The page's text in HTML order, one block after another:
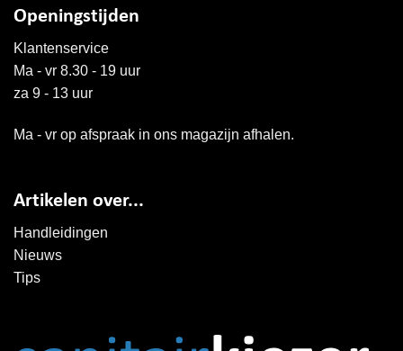
Openingstijden
Klantenservice
Ma - vr 8.30 - 19 uur
za 9 - 13 uur
Ma - vr op afspraak in ons magazijn afhalen.
Artikelen over...
Handleidingen
Nieuws
Tips